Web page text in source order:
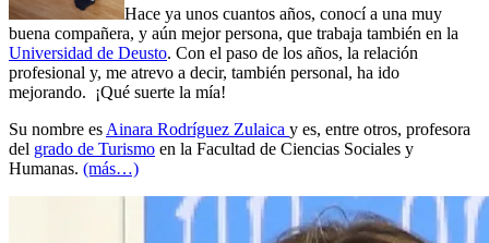
Hace ya unos cuantos años, conocí a una muy
buena compañera, y aún mejor persona, que trabaja también en la
Universidad de Deusto. Con el paso de los años, la relación
profesional y, me atrevo a decir, también personal, ha ido
mejorando. ¡Qué suerte la mía!
Su nombre esAinara Rodríguez Zulaica y es, entre otros, profesora
del grado de Turismo en la Facultad de Ciencias Sociales y
Humanas. (más…)